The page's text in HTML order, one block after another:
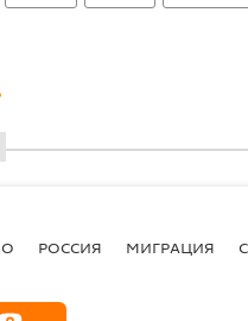
РОССИЯ МИГРАЦИЯ